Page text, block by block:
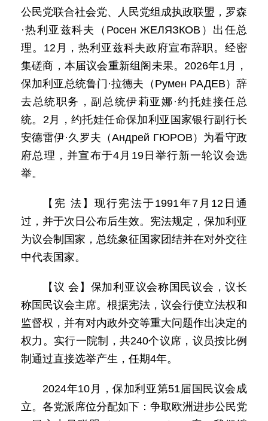
公民党联合社会党、人民党组成执政联盟，罗森
·热利亚兹科夫（Росен ЖЕЛЯЗКОВ）出任总
理。12月，热利亚兹科夫政府宣布辞职。经密
集磋商，本届议会重新组阁未果。2026年1月，
保加利亚总统鲁门·拉德夫（Румен РАДЕВ）辞
去总统职务，副总统伊莉亚娜·约托娃接任总
统。2月，约托娃任命保加利亚国家银行副行长
安德雷伊·久罗夫（Андрей ГЮРОВ）为看守政
府总理，并宣布于4月19日举行新一轮议会选
举。
【宪 法】现行宪法于1991年7月12日通
过，并于次日公布后生效。宪法规定，保加利亚
为议会制国家，总统象征国家团结并在对外交往
中代表国家。
【议 会】保加利亚议会称国民议会，议长
称国民议会主席。根据宪法，议会行使立法权和
监督权，并有对内政外交等重大问题作出决定的
权力。实行一院制，共240个议席，议员按比例
制通过直接选举产生，任期4年。
2024年10月，保加利亚第51届国民议会成
立。各党派席位分配如下：争取欧洲进步公民党